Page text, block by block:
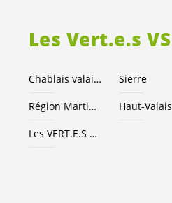
Les Vert.e.s VS
Chablais valaisan Sierre
Région Martigny Haut-Valais
Les VERT.E.S